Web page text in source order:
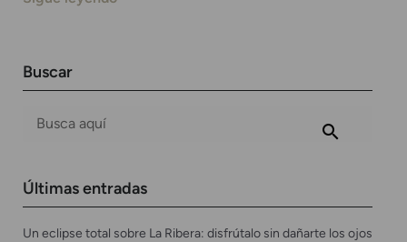
Buscar
Últimas entradas
Un eclipse total sobre La Ribera: disfrútalo sin dañarte los ojos